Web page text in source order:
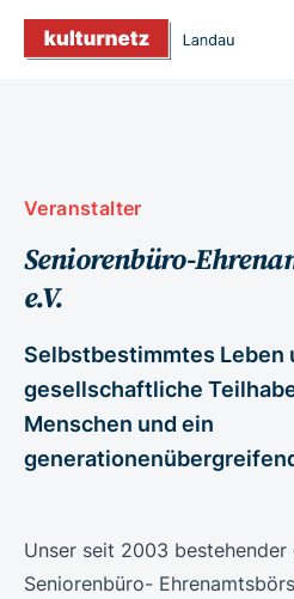
Veranstalter
Seniorenbüro-
e.V.
Selbstbestimmtes Leben
gesellschaftliche
Menschen und ein
Unser seit 2003
Seniorenbüro-